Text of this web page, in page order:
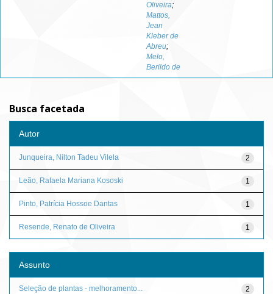
Oliveira;
Mattos,
Jean
Kleber de
Abreu;
Melo,
Berildo de
Busca facetada
Autor
2
Junqueira, Nilton Tadeu Vilela
1
Leão, Rafaela Mariana Kososki
1
Pinto, Patrícia Hossoe Dantas
1
Resende, Renato de Oliveira
Assunto
2
Seleção de plantas - melhoramento...